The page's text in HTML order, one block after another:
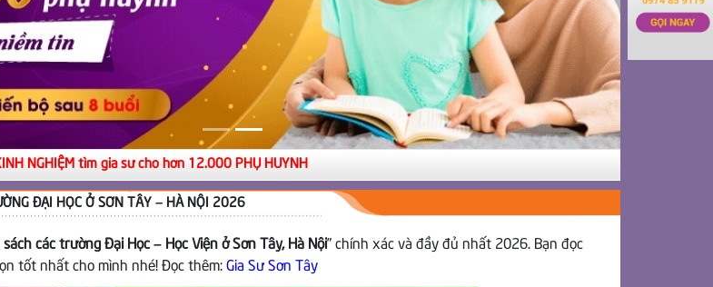
tìm gia sư cho hơn 12.000 PHỤ HUYNH
ĐẠI HỌC Ở SƠN TÂY – HÀ NỘI 2026
sách các trường Đại Học – Học Viện ở Sơn Tây, Hà Nội” chính xác và đầy đủ nhất 2026. Bạn đọc
tốt nhất cho mình nhé! Đọc thêm: Gia Sư Sơn Tây